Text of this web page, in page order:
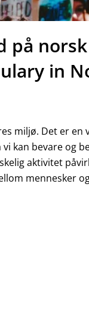
på
in
miljø. Det er en
kan bevare og
aktivitet
mennesker